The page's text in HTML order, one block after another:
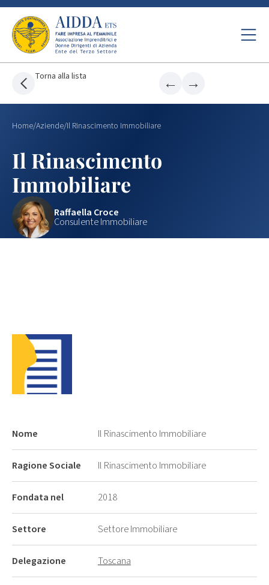
Torna alla lista ← →
Home/Aziende/Il Rinascimento Immobiliare
Il Rinascimento
Immobiliare
Raffaella Croce
Consulente Immobiliare
Nome Il Rinascimento Immobiliare
Ragione Sociale Il Rinascimento Immobiliare
Fondata nel 2018
Settore Settore Immobiliare
Delegazione Toscana